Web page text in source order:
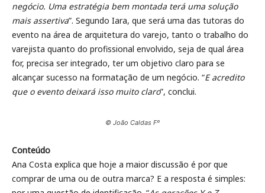
negócio. Uma estratégia bem montada terá uma solução
mais assertiva”. Segundo Iara, que será uma das tutoras do
evento na área de arquitetura do varejo, tanto o trabalho do
varejista quanto do profissional envolvido, seja de qual área
for, precisa ser integrado, ter um objetivo claro para se
alcançar sucesso na formatação de um negócio. “E acredito
que o evento deixará isso muito claro”, conclui.
© João Caldas Fº
Conteúdo
Ana Costa explica que hoje a maior discussão é por que
comprar de uma ou de outra marca? E a resposta é simples: